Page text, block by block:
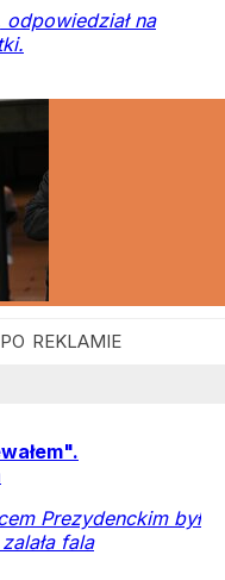
na
Prezydenckim był
fala